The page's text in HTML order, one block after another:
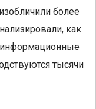
более
как
тысячи